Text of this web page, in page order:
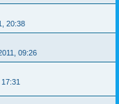
20:38
09:26